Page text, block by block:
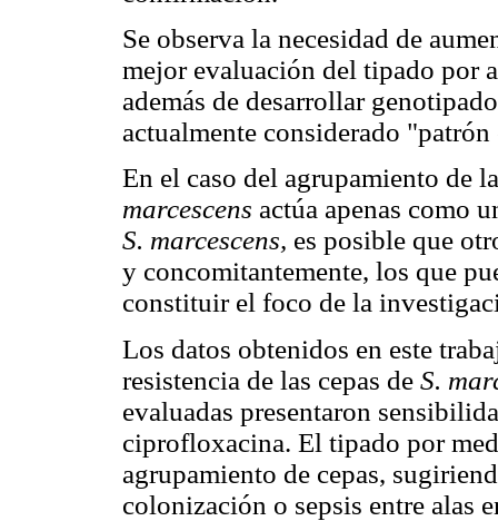
Se observa la necesidad de
mejor evaluación del tipado por
además de desarrollar
actualmente considerado
En el caso del agrupamiento de
marcescens actúa apenas como
S. marcescens, es posible que
y concomitantemente, los que
constituir el foco de la
Los datos obtenidos en este
resistencia de las cepas de S.
evaluadas presentaron
ciprofloxacina. El tipado por
agrupamiento de cepas,
colonización o sepsis entre alas